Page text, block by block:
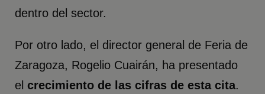
dentro del sector.
Por otro lado, el director general de Feria de
Zaragoza, Rogelio Cuairán, ha presentado
elcrecimiento de las cifras de esta cita.